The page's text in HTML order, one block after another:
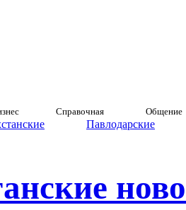
Справочная Общение
Павлодарские